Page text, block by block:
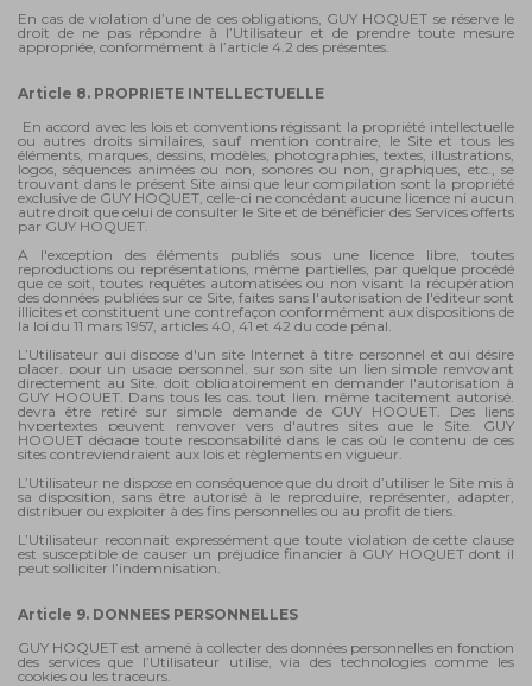
En cas de violation d’une de ces obligations, GUY HOQUET se réserve le
droit de ne pas répondre à l’Utilisateur et de prendre toute mesure
appropriée, conformément à l’article 4.2 des présentes.
Article 8. PROPRIETE INTELLECTUELLE
En accord avec les lois et conventions régissant la propriété intellectuelle
ou autres droits similaires, sauf mention contraire, le Site et tous les
éléments, marques, dessins, modèles, photographies, textes, illustrations,
logos, séquences animées ou non, sonores ou non, graphiques, etc., se
trouvant dans le présent Site ainsi que leur compilation sont la propriété
exclusive de GUY HOQUET, celle-ci ne concédant aucune licence ni aucun
autre droit que celui de consulter le Site et de bénéficier des Services offerts
par GUY HOQUET.
A l'exception des éléments publiés sous une licence libre, toutes
reproductions ou représentations, même partielles, par quelque procédé
que ce soit, toutes requêtes automatisées ou non visant la récupération
des données publiées sur ce Site, faites sans l'autorisation de l'éditeur sont
illicites et constituent une contrefaçon conformément aux dispositions de
la loi du 11 mars 1957, articles 40, 41 et 42 du code pénal.
L’Utilisateur qui dispose d'un site Internet à titre personnel et qui désire
placer, pour un usage personnel, sur son site un lien simple renvoyant
directement au Site, doit obligatoirement en demander l'autorisation à
GUY HOQUET. Dans tous les cas, tout lien, même tacitement autorisé,
devra être retiré sur simple demande de GUY HOQUET. Des liens
hypertextes peuvent renvoyer vers d'autres sites que le Site. GUY
HOQUET dégage toute responsabilité dans le cas où le contenu de ces
sites contreviendraient aux lois et règlements en vigueur.
L’Utilisateur ne dispose en conséquence que du droit d’utiliser le Site mis à
sa disposition, sans être autorisé à le reproduire, représenter, adapter,
distribuer ou exploiter à des fins personnelles ou au profit de tiers.
L’Utilisateur reconnait expressément que toute violation de cette clause
est susceptible de causer un préjudice financier à GUY HOQUET dont il
peut solliciter l’indemnisation.
Article 9. DONNEES PERSONNELLES
GUY HOQUET est amené à collecter des données personnelles en fonction
des services que l’Utilisateur utilise, via des technologies comme les
cookies ou les traceurs.